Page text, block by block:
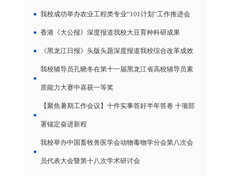
我校成功举办农业工程类专业“101计划”工作推进会
香港《大公报》深度报道我校大豆育种科研成果
《黑龙江日报》头版头题深度报道我校综合改革成效
我校辅导员孔晓冬在第十一届黑龙江省高校辅导员素
质能力大赛中喜获一等奖
【聚焦暑期工作会议】十件实事答好半年答卷 十项部
署锚定奋进新程
我校举办中国畜牧兽医学会动物毒物学分会第八次会
员代表大会暨第十八次学术研讨会